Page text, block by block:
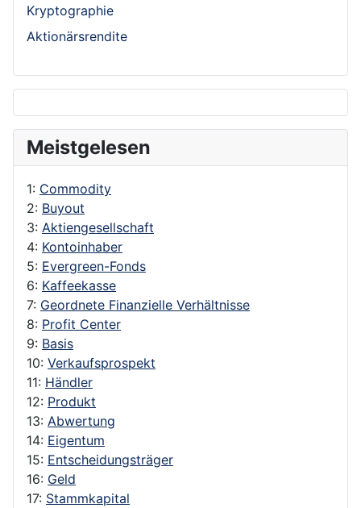
Kryptographie
Aktionärsrendite
Meistgelesen
1: Commodity
2: Buyout
3: Aktiengesellschaft
4: Kontoinhaber
5: Evergreen-Fonds
6: Kaffeekasse
7: Geordnete Finanzielle Verhältnisse
8: Profit Center
9: Basis
10: Verkaufsprospekt
11: Händler
12: Produkt
13: Abwertung
14: Eigentum
15: Entscheidungsträger
16: Geld
17: Stammkapital